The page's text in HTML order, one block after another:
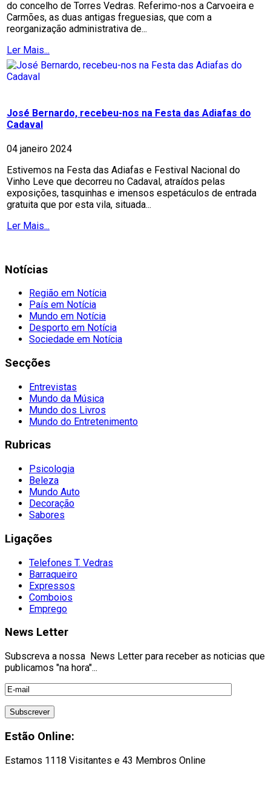
do concelho de Torres Vedras. Referimo-nos a Carvoeira e
Carmões, as duas antigas freguesias, que com a
reorganização administrativa de...
Ler Mais...
José Bernardo, recebeu-nos na Festa das Adiafas do
Cadaval
04 janeiro 2024
Estivemos na Festa das Adiafas e Festival Nacional do
Vinho Leve que decorreu no Cadaval, atraídos pelas
exposições, tasquinhas e imensos espetáculos de entrada
gratuita que por esta vila, situada...
Ler Mais...
Notícias
Região em Notícia
País em Notícia
Mundo em Notícia
Desporto em Notícia
Sociedade em Notícia
Secções
Entrevistas
Mundo da Música
Mundo dos Livros
Mundo do Entretenimento
Rubricas
Psicologia
Beleza
Mundo Auto
Decoração
Sabores
Ligações
Telefones T. Vedras
Barraqueiro
Expressos
Comboios
Emprego
News Letter
Subscreva a nossa News Letter para receber as noticias que
publicamos "na hora"...
Estão Online:
Estamos 1118 Visitantes e 43 Membros Online